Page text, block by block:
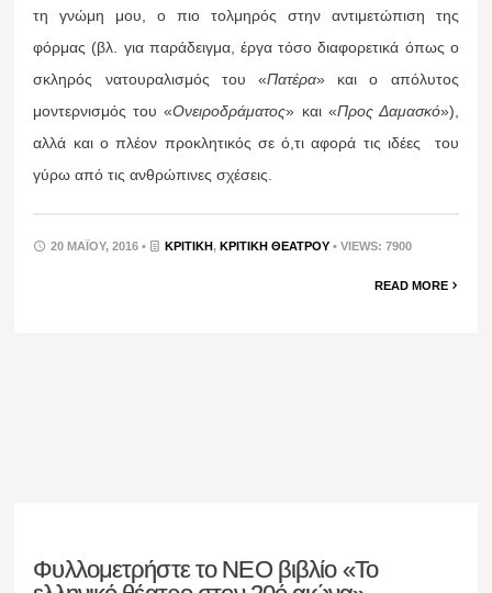
τη γνώμη μου, ο πιο τολμηρός στην αντιμετώπιση της
φόρμας (βλ. για παράδειγμα, έργα τόσο διαφορετικά όπως ο
σκληρός νατουραλισμός του «Πατέρα» και ο απόλυτος
μοντερνισμός του «Ονειροδράματος» και «Προς Δαμασκό»),
αλλά και ο πλέον προκλητικός σε ό,τι αφορά τις ιδέες του
γύρω από τις ανθρώπινες σχέσεις.
20 ΜΑΪ́ΟΥ, 2016 • ΚΡΙΤΙΚΉ,ΚΡΙΤΙΚΉ ΘΕΆΤΡΟΥ • VIEWS: 7900
READ MORE
Φυλλομετρήστε το ΝΕΟ βιβλίο «Το